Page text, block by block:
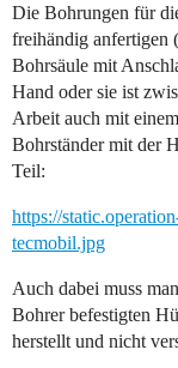
Die Bohrungen für
freihändig anfertigen
Bohrsäule mit
Hand oder sie ist
Arbeit auch mit
Bohrständer mit der
Teil:
https://
tecmobil.jpg
Auch dabei muss
Bohrer befestigten
herstellt und nicht